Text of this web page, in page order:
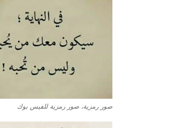
صور رمزية، صور رمزية للفيس بوك